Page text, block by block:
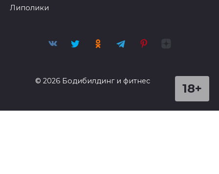
Липолики
18+
© 2026 Бодибилдинг и фитнес